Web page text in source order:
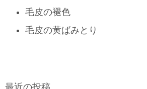
毛皮の褪色
毛皮の黄ばみとり